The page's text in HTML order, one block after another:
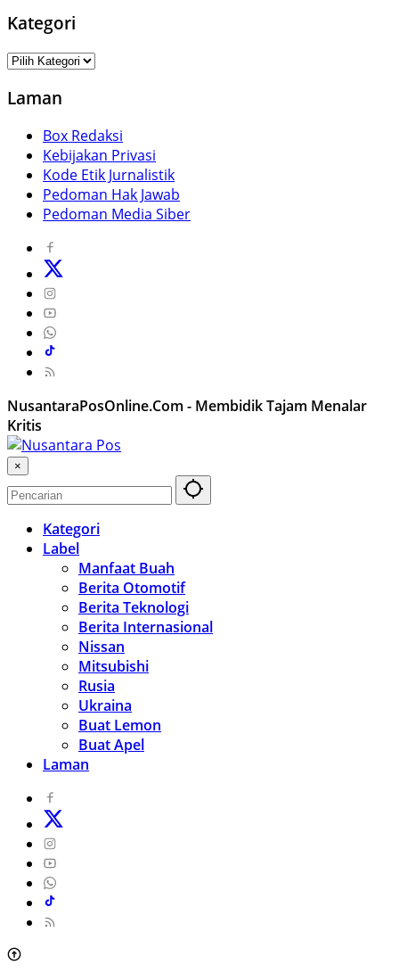
Kategori
Kategori
Laman
Box Redaksi
Kebijakan Privasi
Kode Etik Jurnalistik
Pedoman Hak Jawab
Pedoman Media Siber
NusantaraPosOnline.Com - Membidik Tajam Menalar
Kritis
×
Kategori
Label
Manfaat Buah
Berita Otomotif
Berita Teknologi
Berita Internasional
Nissan
Mitsubishi
Rusia
Ukraina
Buat Lemon
Buat Apel
Laman